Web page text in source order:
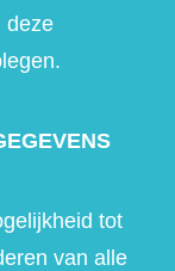
deze
tot
van alle